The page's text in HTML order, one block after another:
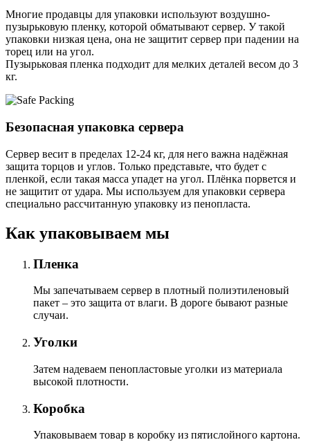
Многие продавцы для упаковки используют воздушно-
пузырьковую пленку, которой обматывают сервер. У такой
упаковки низкая цена, она не защитит сервер при падении на
торец или на угол.
Пузырьковая пленка подходит для мелких деталей весом до 3
кг.
Безопасная упаковка сервера
Сервер весит в пределах 12-24 кг, для него важна надёжная
защита торцов и углов. Только представьте, что будет с
пленкой, если такая масса упадет на угол. Плёнка порвется и
не защитит от удара. Мы используем для упаковки сервера
специально расcчитанную упаковку из пенопласта.
Как упаковываем мы
Пленка
Мы запечатываем сервер в плотный полиэтиленовый
пакет – это защита от влаги. В дороге бывают разные
случаи.
Уголки
Затем надеваем пенопластовые уголки из материала
высокой плотности.
Коробка
Упаковываем товар в коробку из пятислойного картона.